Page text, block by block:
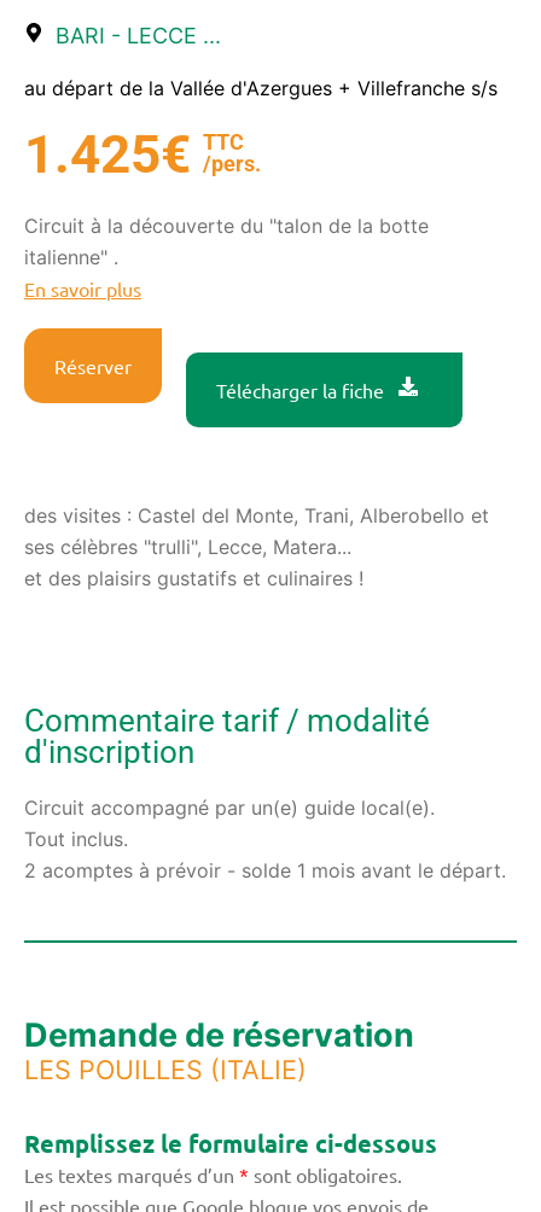
BARI - LECCE ...
au départ de la Vallée d'Azergues + Villefranche s/s
1.425€ TTC
/pers.
Circuit à la découverte du "talon de la botte
italienne" .
En savoir plus
Réserver
Télécharger la fiche
des visites : Castel del Monte, Trani, Alberobello et
ses célèbres "trulli", Lecce, Matera...
et des plaisirs gustatifs et culinaires !
Commentaire tarif / modalité
d'inscription
Circuit accompagné par un(e) guide local(e).
Tout inclus.
2 acomptes à prévoir - solde 1 mois avant le départ.
Demande de réservation
LES POUILLES (ITALIE)
Remplissez le formulaire ci-dessous
Les textes marqués d’un * sont obligatoires.
Il est possible que Google bloque vos envois de